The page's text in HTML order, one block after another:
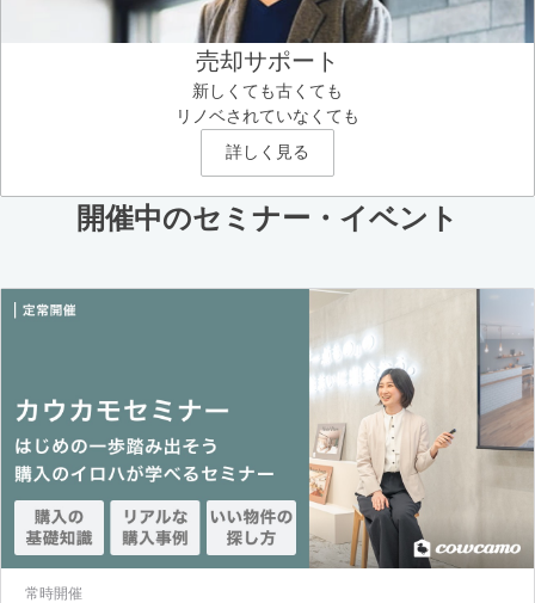
売却サポート
新しくても古くても
リノベされていなくても
詳しく見る
開催中のセミナー・イベント
常時開催